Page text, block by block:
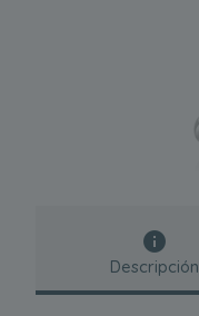
Descripción